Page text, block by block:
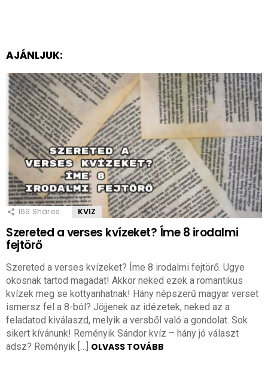
AJÁNLJUK:
169 Shares KVIZ
Szereted a verses kvízeket? Íme 8 irodalmi
fejtörő
Szereted a verses kvízeket? Íme 8 irodalmi fejtörő. Ugye
okosnak tartod magadat! Akkor neked ezek a romantikus
kvízek meg se kottyanhatnak! Hány népszerű magyar verset
ismersz fel a 8-ból? Jöjjenek az idézetek, neked az a
feladatod kiválaszd, melyik a versből való a gondolat. Sok
sikert kívánunk! Reményik Sándor kvíz – hány jó választ
adsz? Reményik […] OLVASS TOVÁBB